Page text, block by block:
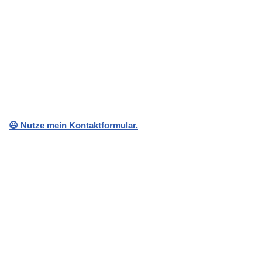
😃 Nutze mein Kontaktformular.